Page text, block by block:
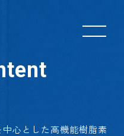
心とした高機能樹脂素